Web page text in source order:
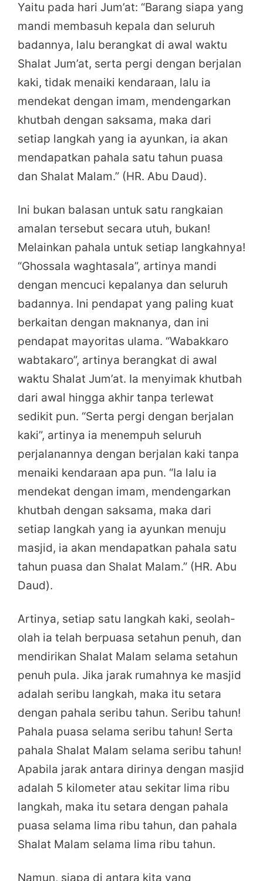
Yaitu pada hari Jum’at: “Barang siapa yang
mandi membasuh kepala dan seluruh
badannya, lalu berangkat di awal waktu
Shalat Jum’at, serta pergi dengan berjalan
kaki, tidak menaiki kendaraan, lalu ia
mendekat dengan imam, mendengarkan
khutbah dengan saksama, maka dari
setiap langkah yang ia ayunkan, ia akan
mendapatkan pahala satu tahun puasa
dan Shalat Malam.” (HR. Abu Daud).
Ini bukan balasan untuk satu rangkaian
amalan tersebut secara utuh, bukan!
Melainkan pahala untuk setiap langkahnya!
“Ghossala waghtasala”, artinya mandi
dengan mencuci kepalanya dan seluruh
badannya. Ini pendapat yang paling kuat
berkaitan dengan maknanya, dan ini
pendapat mayoritas ulama. “Wabakkaro
wabtakaro”, artinya berangkat di awal
waktu Shalat Jum’at. Ia menyimak khutbah
dari awal hingga akhir tanpa terlewat
sedikit pun. “Serta pergi dengan berjalan
kaki”, artinya ia menempuh seluruh
perjalanannya dengan berjalan kaki tanpa
menaiki kendaraan apa pun. “Ia lalu ia
mendekat dengan imam, mendengarkan
khutbah dengan saksama, maka dari
setiap langkah yang ia ayunkan menuju
masjid, ia akan mendapatkan pahala satu
tahun puasa dan Shalat Malam.” (HR. Abu
Daud).
Artinya, setiap satu langkah kaki, seolah-
olah ia telah berpuasa setahun penuh, dan
mendirikan Shalat Malam selama setahun
penuh pula. Jika jarak rumahnya ke masjid
adalah seribu langkah, maka itu setara
dengan pahala seribu tahun. Seribu tahun!
Pahala puasa selama seribu tahun! Serta
pahala Shalat Malam selama seribu tahun!
Apabila jarak antara dirinya dengan masjid
adalah 5 kilometer atau sekitar lima ribu
langkah, maka itu setara dengan pahala
puasa selama lima ribu tahun, dan pahala
Shalat Malam selama lima ribu tahun.
Namun, siapa di antara kita yang